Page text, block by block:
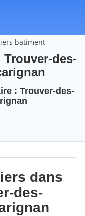
batiment
des-
: Trouver-des-
dans
des-